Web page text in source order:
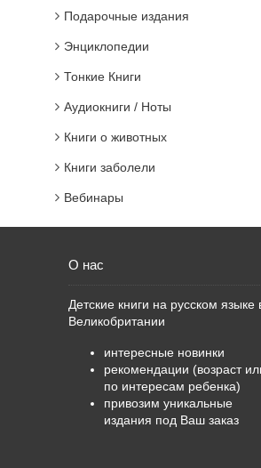
Подарочные издания
Энциклопедии
Тонкие Книги
Аудиокниги / Ноты
Книги о животных
Книги заболели
Вебинары
О нас
Детские книги на русском языке
Великобритании
интересные новинки
рекомендации (возраст
по интересам ребенка)
привозим уникальные
издания под Ваш заказ